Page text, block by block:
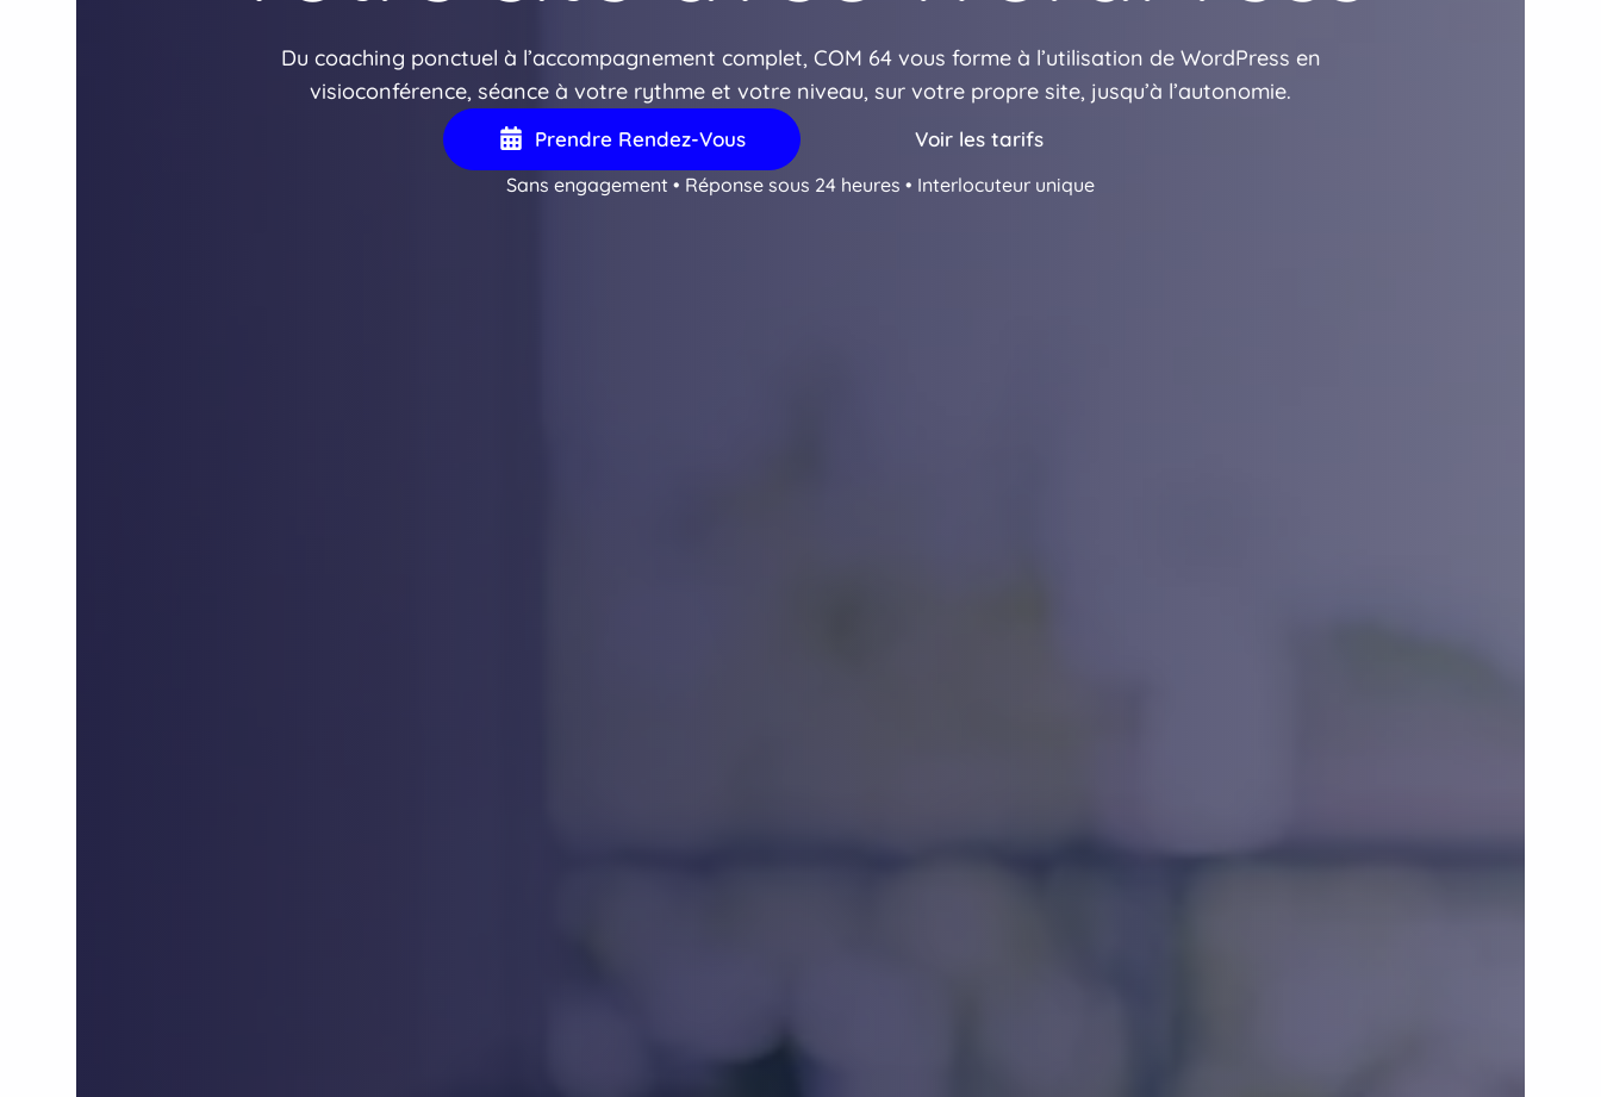
Du coaching ponctuel à l’accompagnement complet, COM 64 vous forme à l’utilisation de WordPress en
visioconférence, séance à votre rythme et votre niveau, sur votre propre site, jusqu’à l’autonomie.
Prendre Rendez-Vous Voir les tarifs
Sans engagement • Réponse sous 24 heures • Interlocuteur unique